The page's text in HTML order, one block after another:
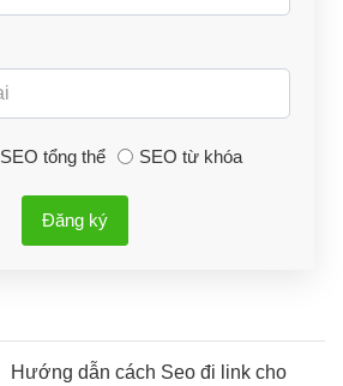
SEO tổng thể SEO từ khóa
Đăng ký
Hướng dẫn cách Seo đi link cho